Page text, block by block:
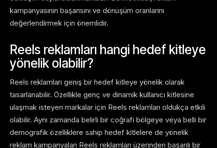
kampanyasının başarısını ve dönüşüm oranlarını
değerlendirmek için önemlidir.
Reels reklamları hangi hedef kitleye
yönelik olabilir?
Reels reklamları geniş bir hedef kitleye yönelik olarak
tasarlanabilir. Özellikle genç ve dinamik kullanıcı kitlesine
ulaşmak isteyen markalar için Reels reklamları oldukça etkili
olabilir. Aynı zamanda belirli bir coğrafi bölgeye veya belli bir
demografik özelliklere sahip hedef kitlelere de yönelik
reklam kampanyaları Reels reklamları üzerinden başarılı bir